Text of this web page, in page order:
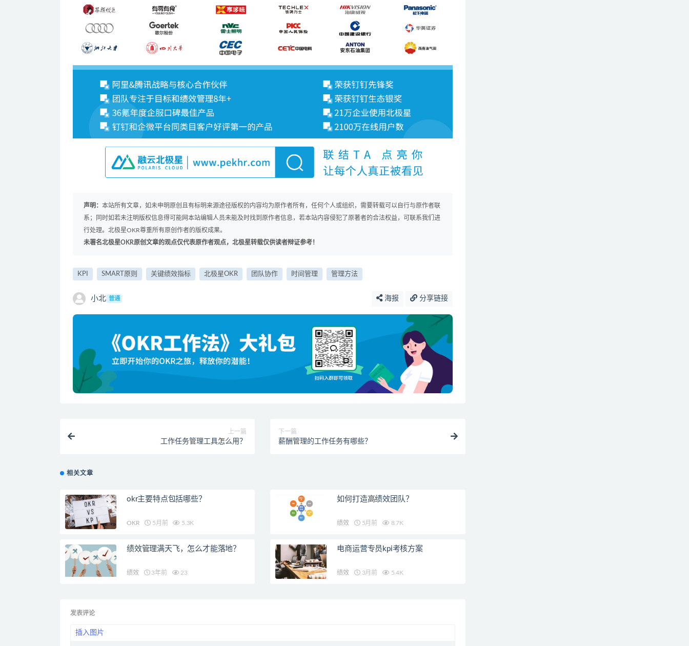
声明： 本站所有文章，如未申明原创且有标明来源途径版权的内容均为原作者所有，任何个人或组织，需要转载可以自行与原作者联
系；同时如若未注明版权信息得可能网本站编辑人员未能及时找到原作者信息，若本站内容侵犯了原著者的合法权益，可联系我们进
行处理。北极星OKR尊重所有原创作者的版权成果。
未署名北极星OKR原创文章的观点仅代表原作者观点，北极星转载仅供读者辩证参考！
KPI SMART原则 关键绩效指标 北极星OKR 团队协作 时间管理 管理方法
小北 普通 海报 分享链接
上一篇
工作任务管理工具怎么用？
下一篇
薪酬管理的工作任务有哪些？
相关文章
okr主要特点包括哪些？
OKR 5月前 5.3K
如何打造高绩效团队？
绩效 5月前 8.7K
绩效管理满天飞，怎么才能落地？
绩效 3年前 23
电商运营专员kpi考核方案
绩效 3月前 5.4K
发表评论
插入图片